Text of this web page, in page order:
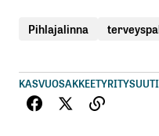
Pihlajalinna
KASVUOSAKKEET